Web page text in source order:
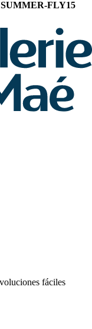
SUMMER-FLY15
fáciles